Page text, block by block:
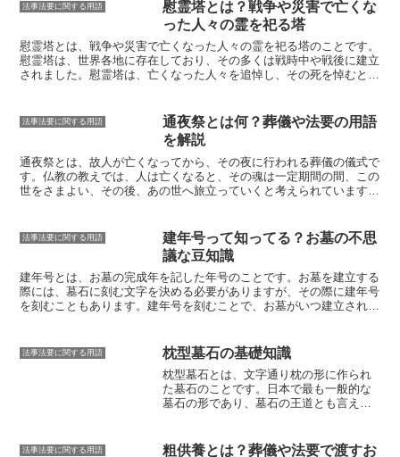
中に出てくる「七七日間の供養」という考え方に基づいています。仏
教では、人が亡くなった後、七七日間の間に七回、閻魔大王の前で生
前の行いを裁かれ、その結果に応じて極楽浄土に行くか、地獄に行く
かが決まると考えられています。 七七日忌は、この七七日間の供養の
最終日に行われる法要で、故人が極楽浄土に行けるよう祈るもので
法事法要に関する用語
慰霊塔とは？戦争や災害で亡くな
った人々の霊を祀る塔
慰霊塔とは、戦争や災害で亡くなった人々の霊を祀る塔のことです。
慰霊塔は、世界各地に存在しており、その多くは戦時中や戦後に建立
されました。慰霊塔は、亡くなった人々を追悼し、その死を悼むとと
骨が収められた遺骨堂が建てられます。慰霊塔の建立には、国の機
関、地方自治体、民間団体など様々な主体が関与することが多く、慰
霊塔の建立には多額の費用がかかります。また、慰霊塔の建立には、
亡くなった人々のご遺族の同意が必要とされます。
法事法要に関する用語
通夜祭とは何？葬儀や法要の用語
を解説
通夜祭とは、故人が亡くなってから、その夜に行われる葬儀の儀式で
す。仏教の教えでは、人は亡くなると、その魂は一定期間の間、この
世をさまよい、その後、あの世へ旅立っていくと考えられています。
日本までさかのぼると言われています。当時は、故人が亡くなると、
その遺体を家の外に置き、村人たちが集まって、一夜を明かしまし
た。これは、故人の魂が迷わないように、また、遺族が故人を偲ん
で、その冥福を祈るために行われた儀式でした。その後、仏教が日本
に伝来すると、通夜祭は仏教の儀式として取り入れられました。現在
では、通夜祭は、仏教の儀式としてだけでなく、神道やキリスト教な
法事法要に関する用語
建年号って知ってる？お墓の不思
議な豆知識
建年号とは、 お墓の完成年を記した年号のことです。お墓を建立する
際には、墓石に刻む文字を決める必要がありますが、その際に建年号
を刻むこともあります。建年号を刻むことで、お墓がいつ建立された
年号の書き方も、漢数字で書く場合と西暦で書く場合など、さまざま
です。建年号の書き方については、お墓を建立する際に石材店と相談
して決めるのが一般的です。建年号を刻むことで、お墓がいつ建立さ
れたのかを後世に伝えることができるというメリットがあります。ま
た、建年号を刻むことで、お墓の建立に携わった人々の名前や経歴を
法事法要に関する用語 枕型墓石の基礎知識
枕型墓石とは、文字通り枕の形に作られ
た墓石のことです。
日本で最も一般的な
墓石の形であり、墓石の王道とも言えま
正面には故人の名前、生没年月日、戒名
法事法要に関する用語 粗供養とは？葬儀や法要で渡すお